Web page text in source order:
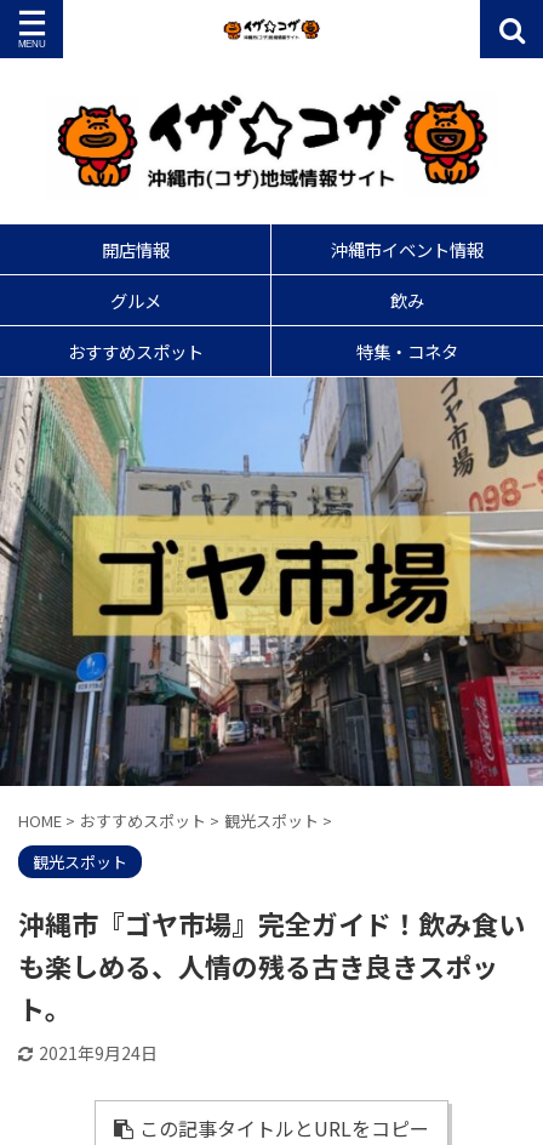
開店情報
沖縄市イベント情報
グルメ
飲み
おすすめスポット
特集・コネタ
HOME > おすすめスポット > 観光スポット >
観光スポット
沖縄市『ゴヤ市場』完全ガイド！飲み食い
も楽しめる、人情の残る古き良きスポッ
ト。
2021年9月24日
この記事タイトルとURLをコピー